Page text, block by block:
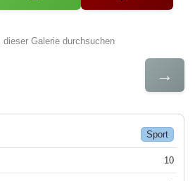
Galerie durchsuchen
→
Sport
10